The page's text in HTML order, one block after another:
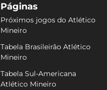
Páginas
Próximos jogos do Atlético
Mineiro
Tabela Brasileirão Atlético
Mineiro
Tabela Sul-Americana
Atlético Mineiro